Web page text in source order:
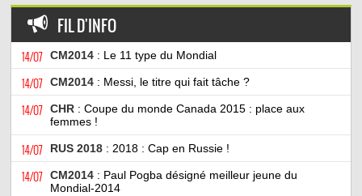
FIL D'INFO
14/07 CM2014 : Le 11 type du Mondial
14/07 CM2014 : Messi, le titre qui fait tâche ?
14/07 CHR : Coupe du monde Canada 2015 : place aux
femmes !
14/07 RUS 2018 : 2018 : Cap en Russie !
14/07 CM2014 : Paul Pogba désigné meilleur jeune du
Mondial-2014